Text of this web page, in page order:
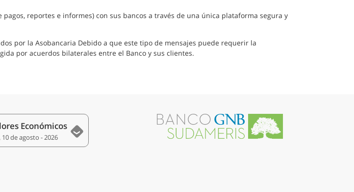
reportes e informes) con sus bancos a través de una única plataforma segura y
por la Asobancaria Debido a que este tipo de mensajes puede requerir la
por acuerdos bilaterales entre el Banco y sus clientes.
Económicos
10 de agosto - 2026